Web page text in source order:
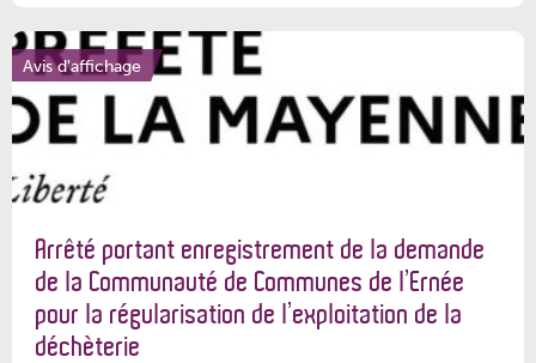
Avis d'affichage
Arrêté portant enregistrement de la demande
de la Communauté de Communes de l’Ernée
pour la régularisation de l’exploitation de la
déchèterie